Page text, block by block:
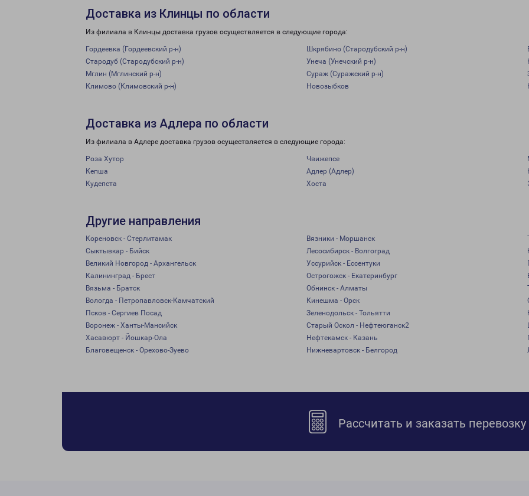
Доставка из Клинцы по области
Из филиала в Клинцы доставка грузов осуществляется в следующие города:
Гордеевка (Гордеевский р-н) Шкрябино (Стародубский р-н)
Стародуб (Стародубский р-н)
Унеча (Унечский р-н)
Мглин (Мглинский р-н)
Сураж (Суражский р-н)
Климово (Климовский р-н)
Новозыбков
Доставка из Адлера по области
Из филиала в Адлере доставка грузов осуществляется в следующие города:
Роза Хутор Чвижепсе
Кепша
Адлер (Адлер)
Кудепста
Хоста
Другие направления
Кореновск - Стерлитамак Вязники - Моршанск
Сыктывкар - Бийск
Лесосибирск - Волгоград
Великий Новгород - Архангельск
Уссурийск - Ессентуки
Калининград - Брест
Острогожск - Екатеринбург
Вязьма - Братск
Обнинск - Алматы
Вологда - Петропавловск-Камчатский
Кинешма - Орск
Псков - Сергиев Посад
Зеленодольск - Тольятти
Воронеж - Ханты-Мансийск
Старый Оскол - Нефтеюганск2
Хасавюрт - Йошкар-Ола
Нефтекамск - Казань
Благовещенск - Орехово-Зуево
Нижневартовск - Белгород
Рассчитать и заказать перевозку